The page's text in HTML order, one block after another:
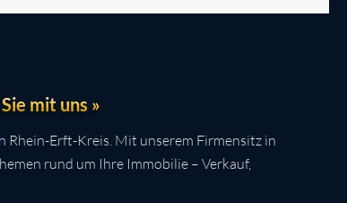
mit uns »
Rhein-Erft-Kreis. Mit unserem Firmensitz in
rund um Ihre Immobilie – Verkauf,